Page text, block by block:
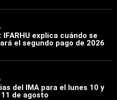
IFARHU explica cuándo se
el segundo pago de 2026
del IMA para el lunes 10 y
de agosto